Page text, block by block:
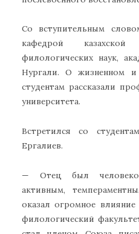
Со вступительным
кафедрой
филологических наук,
Нургали. О жизненном и
студентам рассказали
университета.
Встретился со
Ергалиев.
— Отец был
активным,
оказал огромное
филологический